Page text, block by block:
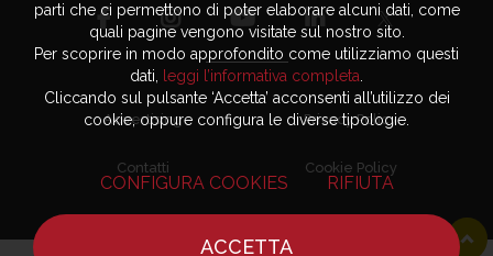
Advertising
Contatti
Privacy Policy
Cookie Policy
parti che ci permettono di poter elaborare alcuni dati, come
quali pagine vengono visitate sul nostro sito.
Per scoprire in modo approfondito come utilizziamo questi
dati,
leggi l’informativa completa
Cliccando sul pulsante ‘Accetta’ acconsenti all’utilizzo dei
cookie, oppure configura le diverse tipologie.
CONFIGURA COOKIES RIFIUTA
ACCETTA